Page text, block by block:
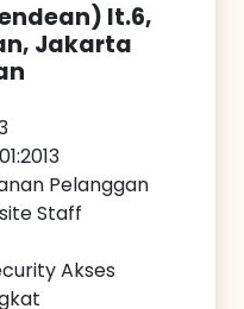
lt.6,
Jakarta
Pelanggan
Staff
Akses